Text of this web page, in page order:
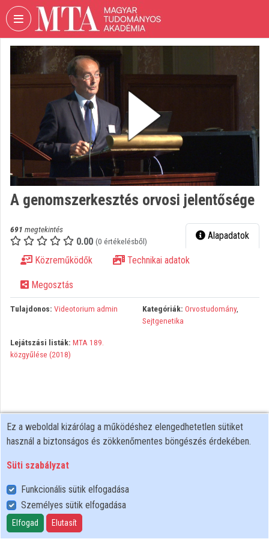
Fejléc kihagyása Menü kihagyása Tartalom kihagyása
VIDEOTORIUM
MAGYAR
TUDOMÁNYOS
AKADÉMIA
Intézményi kezdőlap
Bejelentkezés
Intézményi listák
Intézmények
Közreműködők
A genomszerkesztés orvosi jelentősége
691 megtekintés
0.00 (0 értékelésből) Alapadatok
Közreműködők Technikai adatok
Megosztás
Tulajdonos: Videotorium admin Kategóriák: Orvostudomány,
Sejtgenetika
Lejátszási listák: MTA 189.
közgyűlése (2018)
Felhasználói szabályzat
Adatkezelési tájékoztató
Süti szabályzat
Ez a weboldal kizárólag a működéshez elengedhetetlen sütiket
használ a biztonságos és zökkenőmentes böngészés érdekében.
Süti szabályzat
Funkcionális sütik elfogadása
Személyes sütik elfogadása
Elfogad Elutasít